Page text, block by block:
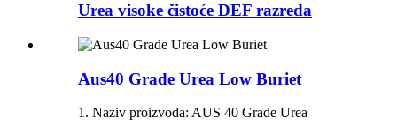
Urea visoke čistoće DEF razreda
Aus40 Grade Urea Low Buriet
1. Naziv proizvoda: AUS 40 Grade Urea